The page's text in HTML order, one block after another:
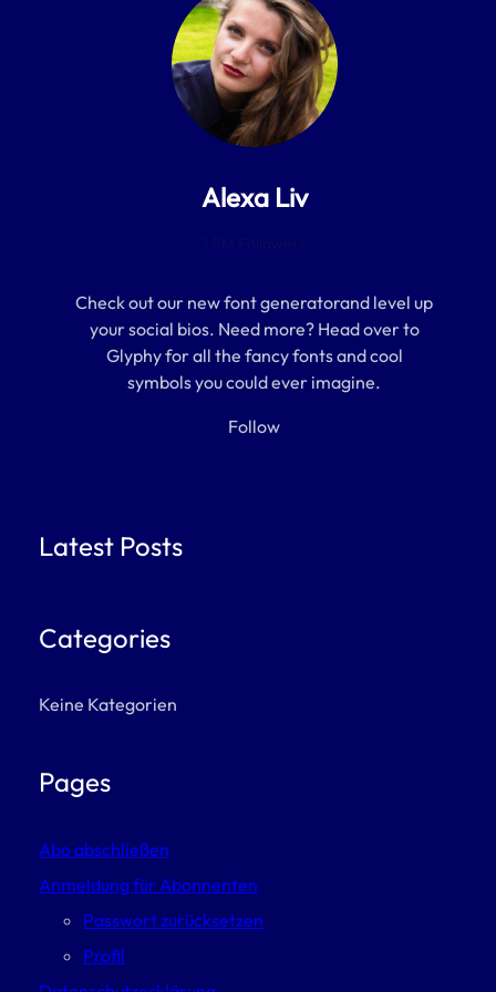
Alexa Liv
Check out our new font generatorand level up
your social bios. Need more? Head over to
Glyphy for all the fancy fonts and cool
symbols you could ever imagine.
Follow
Latest Posts
Categories
Keine Kategorien
Pages
Abo abschließen
Anmeldung für Abonnenten
Passwort zurücksetzen
Profil